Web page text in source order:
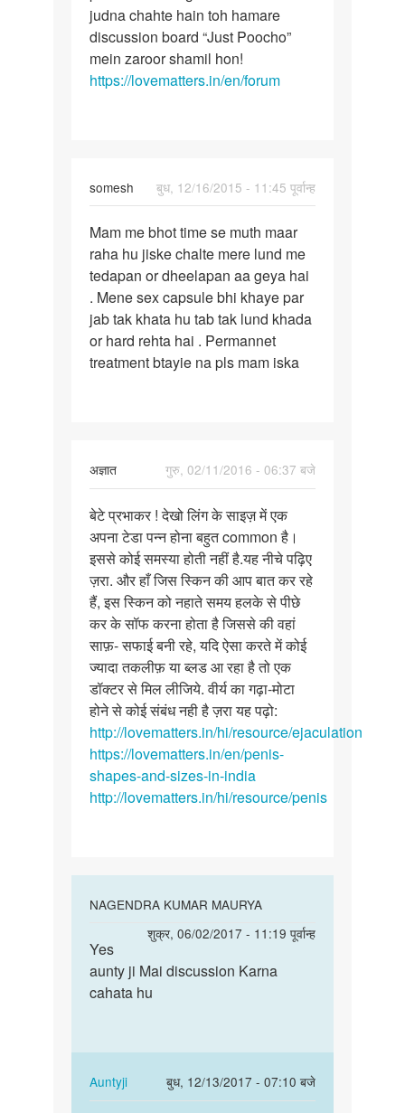
judna chahte hain toh hamare
discussion board “Just Poocho”
mein zaroor shamil hon!
https://lovematters.in/en/forum
somesh
बुध, 12/16/2015 - 11:45 पूर्वान्ह
Mam
me
bhot
time
se
muth
maar
Mam me bhot time se muth maar
raha hu jiske chalte mere lund me
tedapan or dheelapan aa geya hai
. Mene sex capsule bhi khaye par
jab tak khata hu tab tak lund khada
or hard rehta hai . Permannet
treatment btayie na pls mam iska
अज्ञात
गुरु, 02/11/2016 - 06:37 बजे
In
reply
to
मैडम
मेरा
उम्र
23
है.
by
प्रभाकर
patna
बेटे
प्रभाकर
!
देखो
लिंग
के
बेटे प्रभाकर ! देखो लिंग के साइज़ में एक
अपना टेडा पन्न होना बहुत common है।
इससे कोई समस्या होती नहीं है.यह नीचे पढ़िए
ज़रा. और हाँ जिस स्किन की आप बात कर रहे
हैं, इस स्किन को नहाते समय हलके से पीछे
कर के सॉफ करना होता है जिससे की वहां
साफ़- सफाई बनी रहे, यदि ऐसा करते में कोई
ज्यादा तकलीफ़ या ब्लड आ रहा है तो एक
डॉक्टर से मिल लीजिये. वीर्य का गढ़ा-मोटा
होने से कोई संबंध नही है ज़रा यह पढ़ो:
http://lovematters.in/hi/resource/ejaculation
https://lovematters.in/en/penis-
shapes-and-sizes-in-india
http://lovematters.in/hi/resource/penis
NAGENDRA KUMAR MAURYA
शुक्र, 06/02/2017 - 11:19 पूर्वान्ह
Narendra
is
by
Auntyji
Yes
aunty
ji
Yes
aunty ji Mai discussion Karna
cahata hu
Auntyji
बुध, 12/13/2017 - 07:10 बजे
In
reply